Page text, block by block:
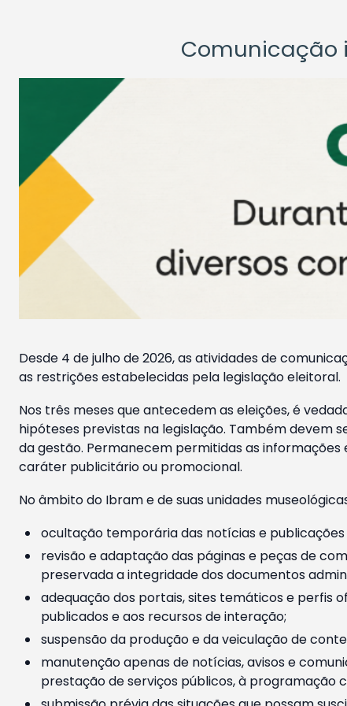
Comunicação
Desde 4 de julho de 2026, as atividades de
as restrições estabelecidas pela legislação eleitoral.
Nos três meses que antecedem as eleições, é
hipóteses previstas na legislação. Também devem
da gestão. Permanecem permitidas as
caráter publicitário ou promocional.
No âmbito do Ibram e de suas unidades
ocultação temporária das notícias e
revisão e adaptação das páginas e peças de
preservada a integridade dos documentos
adequação dos portais, sites temáticos e perfis
publicados e aos recursos de interação;
suspensão da produção e da veiculação de
manutenção apenas de notícias, avisos e
prestação de serviços públicos, à programação